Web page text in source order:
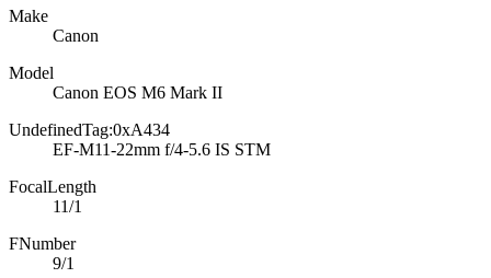
Make
Canon
Model
Canon EOS M6 Mark II
UndefinedTag:0xA434
EF-M11-22mm f/4-5.6 IS STM
FocalLength
11/1
FNumber
9/1